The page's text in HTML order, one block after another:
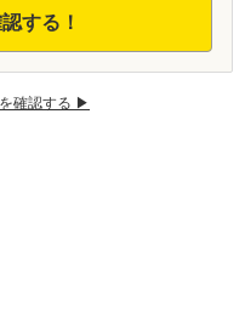
する！
確認する ▶︎